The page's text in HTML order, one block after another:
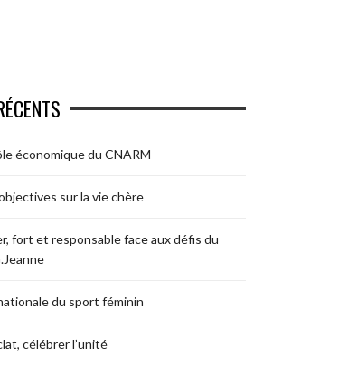
économique du CNARM
sur la vie chère
fort et responsable face aux défis du
du sport féminin
célébrer l’unité